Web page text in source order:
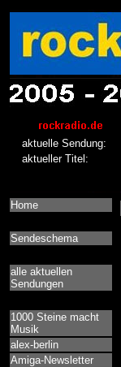
Home
Sendeschema
alle aktuellen
Sendungen
1000 Steine macht
Musik
alex-berlin
Amiga-Newsletter